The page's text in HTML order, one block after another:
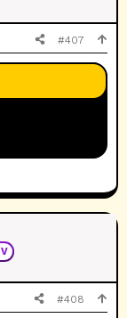
#407
#408